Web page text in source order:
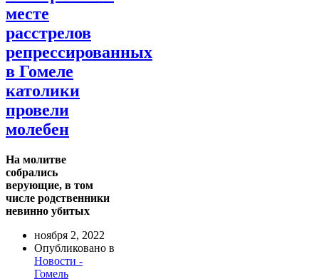
месте
расстрелов
репрессированных
в Гомеле
католики
провели
молебен
На молитве
собрались
верующие, в том
числе родственники
невинно убитых
ноября 2, 2022
Опубликовано в
Новости -
Гомель